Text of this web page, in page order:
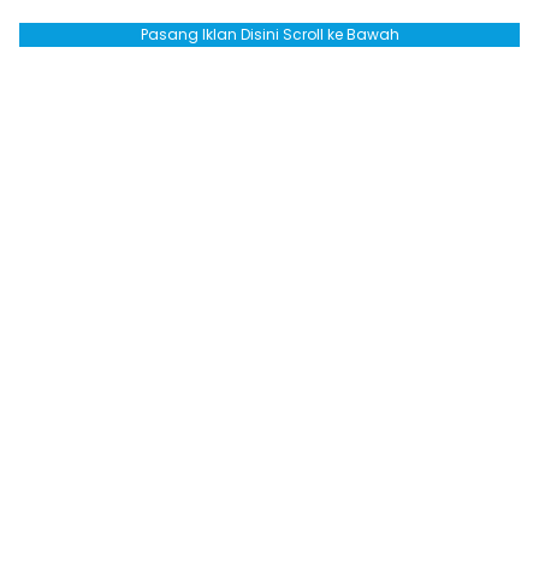
Pasang Iklan Disini Scroll ke Bawah